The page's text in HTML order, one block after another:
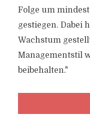
Folge um
gestiegen. Dabei
Wachstum
Managementstil
beibehalten."